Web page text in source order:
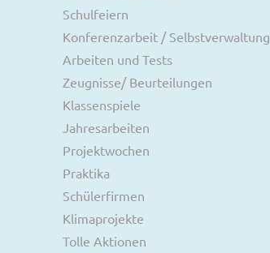
Schulfeiern
Konferenzarbeit / Selbstverwaltung
Arbeiten und Tests
Zeugnisse/ Beurteilungen
Klassenspiele
Jahresarbeiten
Projektwochen
Praktika
Schülerfirmen
Klimaprojekte
Tolle Aktionen